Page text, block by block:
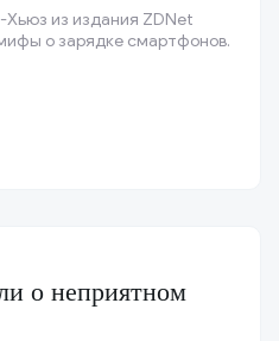
из издания ZDNet
о зарядке смартфонов.
о неприятном